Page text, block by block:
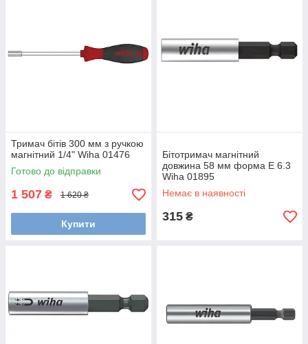
Тримач бітів 300 мм з ручкою
магнітний 1/4" Wiha 01476
Готово до відправки
1 507 ₴ 1 620 ₴
Купити
Бітотримач магнітний
довжина 58 мм форма E 6.3
Wiha 01895
Немає в наявності
315 ₴